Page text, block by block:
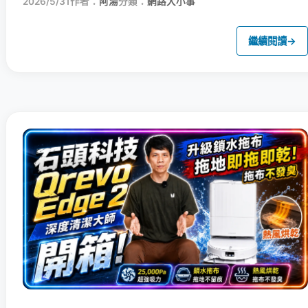
繼續閱讀→